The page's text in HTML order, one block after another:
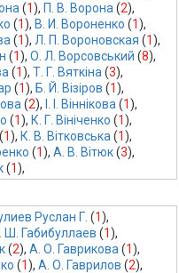
(1), П. В. Ворона (2),
(1), В. И. Вороненко (1),
(1), Л. П. Вороновская (1),
(1), О. Л. Ворсовський (8),
(1), Т. Г. Вяткіна (3),
(1), Б. Й. Візіров (1),
(2), І. І. Віннікова (1),
(1), К. Г. Вініченко (1),
(1), К. В. Вітковська (1),
(1), А. В. Вітюк (3),
(1),
Руслан Г. (1),
Ш. Габибуллаев (1),
(2), А. О. Гаврикова (1),
(1), А. О. Гаврилов (2),